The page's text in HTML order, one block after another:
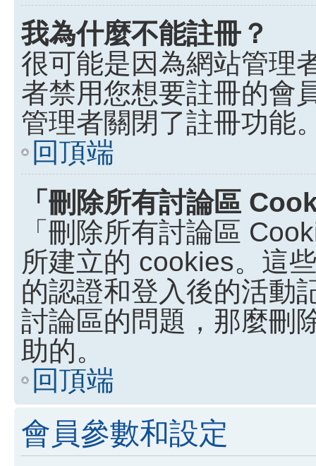
我為什麼不能註冊？
很可能是因為網站管理
者禁用您想要註冊的會
管理者關閉了註冊功能
回頂端
「刪除所有討論區
「刪除所有討論區
所建立的 cookies。這
的認證和登入後的活動
討論區的問題，那麼刪
助的。
回頂端
會員參數和設定